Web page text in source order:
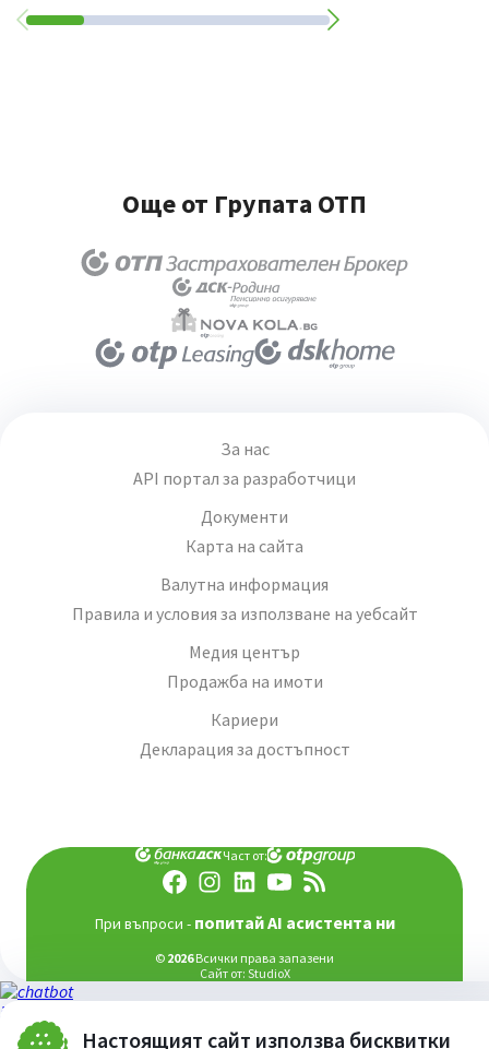
Настоящият сайт използва бисквитки
Още от Групата ОТП
За нас
API портал за разработчици
Документи
Карта на сайта
Валутна информация
Правила и условия за използване на уебсайт
Медия център
Продажба на имоти
Кариери
Декларация за достъпност
Част от:
При въпроси - попитай AI асистента ни
© 2026Всички права запазени
Сайт от: StudioX